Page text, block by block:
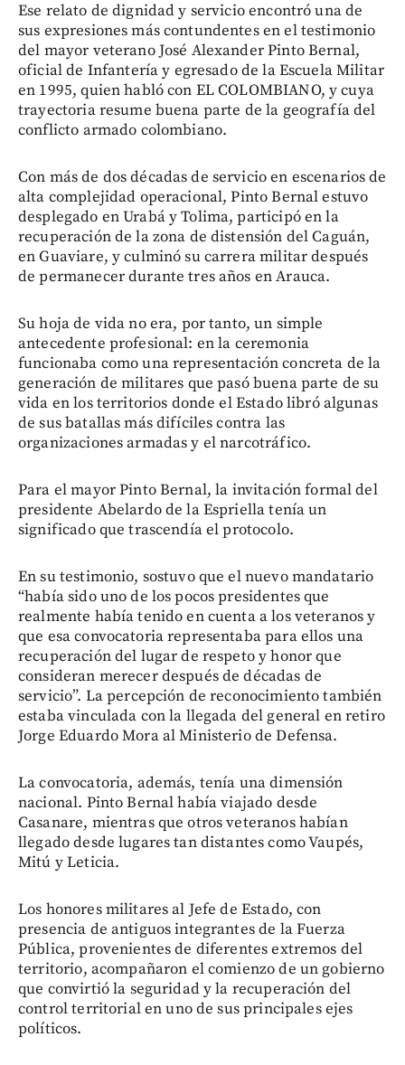
Ese relato de dignidad y servicio encontró una de
sus expresiones más contundentes en el testimonio
del mayor veterano José Alexander Pinto Bernal,
oficial de Infantería y egresado de la Escuela Militar
en 1995, quien habló con EL COLOMBIANO, y cuya
trayectoria resume buena parte de la geografía del
conflicto armado colombiano.
Con más de dos décadas de servicio en escenarios de
alta complejidad operacional, Pinto Bernal estuvo
desplegado en Urabá y Tolima, participó en la
recuperación de la zona de distensión del Caguán,
en Guaviare, y culminó su carrera militar después
de permanecer durante tres años en Arauca.
Su hoja de vida no era, por tanto, un simple
antecedente profesional: en la ceremonia
funcionaba como una representación concreta de la
generación de militares que pasó buena parte de su
vida en los territorios donde el Estado libró algunas
de sus batallas más difíciles contra las
organizaciones armadas y el narcotráfico.
Para el mayor Pinto Bernal, la invitación formal del
presidente Abelardo de la Espriella tenía un
significado que trascendía el protocolo.
En su testimonio, sostuvo que el nuevo mandatario
“había sido uno de los pocos presidentes que
realmente había tenido en cuenta a los veteranos y
que esa convocatoria representaba para ellos una
recuperación del lugar de respeto y honor que
consideran merecer después de décadas de
servicio”. La percepción de reconocimiento también
estaba vinculada con la llegada del general en retiro
Jorge Eduardo Mora al Ministerio de Defensa.
La convocatoria, además, tenía una dimensión
nacional. Pinto Bernal había viajado desde
Casanare, mientras que otros veteranos habían
llegado desde lugares tan distantes como Vaupés,
Mitú y Leticia.
Los honores militares al Jefe de Estado, con
presencia de antiguos integrantes de la Fuerza
Pública, provenientes de diferentes extremos del
territorio, acompañaron el comienzo de un gobierno
que convirtió la seguridad y la recuperación del
control territorial en uno de sus principales ejes
políticos.